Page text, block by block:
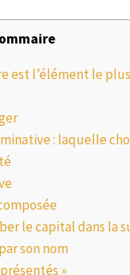
est l’élément le
: laquelle
le capital dans la
son nom
»